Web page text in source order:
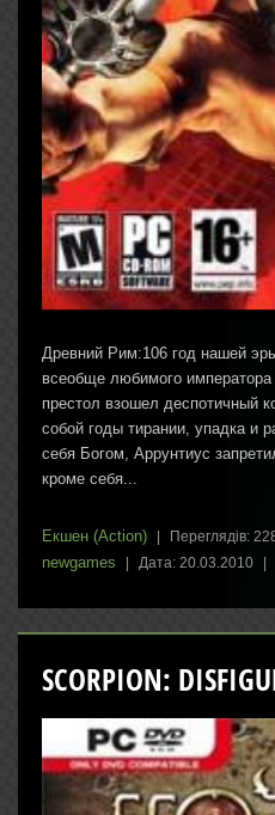
Древний Рим:106 год нашей
всеобще любимого императора
престол взошел деспотичный
собой годы тирании, упадка и
себя Богом, Аррунтиус
кроме себя...
Екшен (Action) Переглядів:
newgames Дата: 20.03.2010
SCORPION: